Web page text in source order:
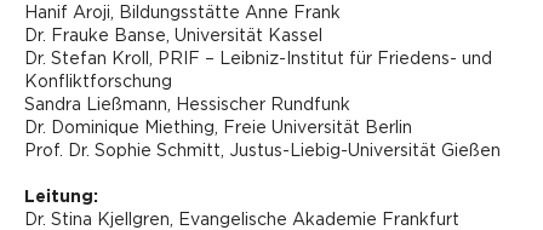
Hanif Aroji, Bildungsstätte Anne Frank
Dr. Frauke Banse, Universität Kassel
Dr. Stefan Kroll, PRIF – Leibniz-Institut für Friedens- und
Konfliktforschung
Sandra Ließmann, Hessischer Rundfunk
Dr. Dominique Miething, Freie Universität Berlin
Prof. Dr. Sophie Schmitt, Justus-Liebig-Universität Gießen
Leitung:
Dr. Stina Kjellgren, Evangelische Akademie Frankfurt